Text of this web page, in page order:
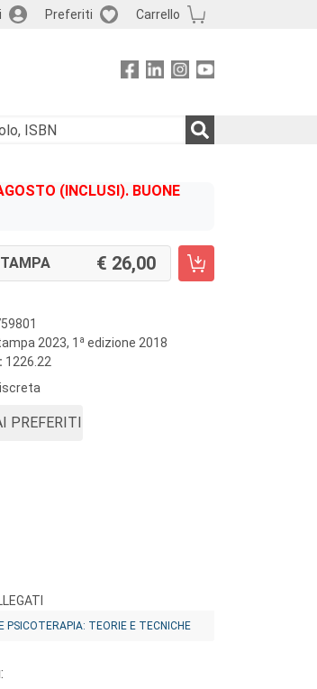
Preferiti Carrello
(INCLUSI). BUONE
26,00
2023, 1 a edizione 2018
1226.22
PREFERITI
PSICOTERAPIA: TEORIE E TECNICHE